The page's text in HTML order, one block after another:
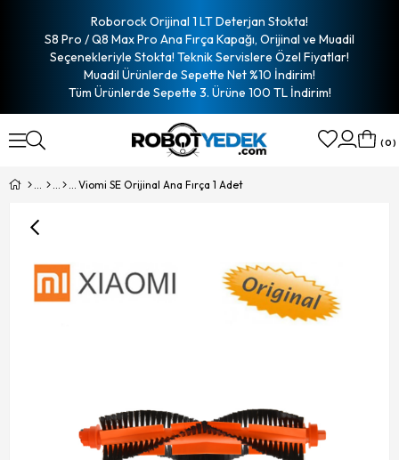
Roborock Orijinal 1 LT Deterjan Stokta!
S8 Pro / Q8 Max Pro Ana Fırça Kapağı, Orijinal ve Muadil
Seçenekleriyle Stokta! Teknik Servislere Özel Fiyatlar!
Muadil Ürünlerde Sepette Net %10 İndirim!
Tüm Ürünlerde Sepette 3. Ürüne 100 TL İndirim!
0
Viomi SE Orijinal Ana Fırça 1 Adet